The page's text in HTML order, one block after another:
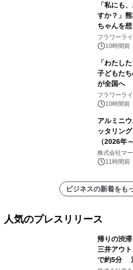
「私にも
すか？」
ちゃんを
フラワーラ
10時間前
「わたし
子どもた
が全国へ
フラワーラ
10時間前
アルミニ
ッタリン
（2026年
（0.995、
ートを発表
株式会社マ
11時間前
ビジネスの新着をも
人気のプレスリリース
帰りの渋
三井アウ
で約5分